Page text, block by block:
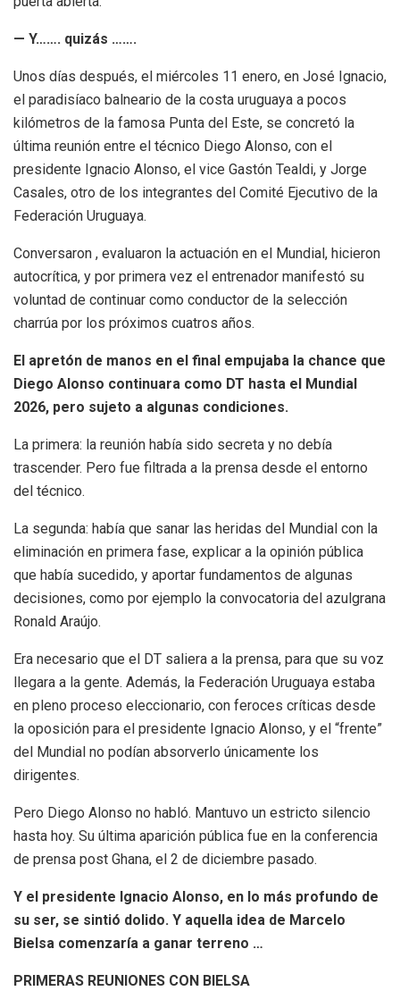
— Y……. quizás …….
Unos días después, el miércoles 11 enero, en José Ignacio,
el paradisíaco balneario de la costa uruguaya a pocos
kilómetros de la famosa Punta del Este, se concretó la
última reunión entre el técnico Diego Alonso, con el
presidente Ignacio Alonso, el vice Gastón Tealdi, y Jorge
Casales, otro de los integrantes del Comité Ejecutivo de la
Federación Uruguaya.
Conversaron , evaluaron la actuación en el Mundial, hicieron
autocrítica, y por primera vez el entrenador manifestó su
voluntad de continuar como conductor de la selección
charrúa por los próximos cuatros años.
El apretón de manos en el final empujaba la chance que
Diego Alonso continuara como DT hasta el Mundial
2026, pero sujeto a algunas condiciones.
La primera: la reunión había sido secreta y no debía
trascender. Pero fue filtrada a la prensa desde el entorno
del técnico.
La segunda: había que sanar las heridas del Mundial con la
eliminación en primera fase, explicar a la opinión pública
que había sucedido, y aportar fundamentos de algunas
decisiones, como por ejemplo la convocatoria del azulgrana
Ronald Araújo.
Era necesario que el DT saliera a la prensa, para que su voz
llegara a la gente. Además, la Federación Uruguaya estaba
en pleno proceso eleccionario, con feroces críticas desde
la oposición para el presidente Ignacio Alonso, y el “frente”
del Mundial no podían absorverlo únicamente los
dirigentes.
Pero Diego Alonso no habló. Mantuvo un estricto silencio
hasta hoy. Su última aparición pública fue en la conferencia
de prensa post Ghana, el 2 de diciembre pasado.
Y el presidente Ignacio Alonso, en lo más profundo de
su ser, se sintió dolido. Y aquella idea de Marcelo
Bielsa comenzaría a ganar terreno …
PRIMERAS REUNIONES CON BIELSA